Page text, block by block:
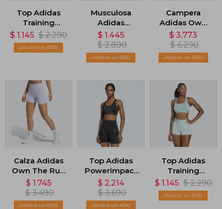
Top Adidas
Training
Powerreact
Hyperglam -
Verde
$ 1.145 $ 2.290
50
Musculosa
Adidas
Runners
CLIMACOOL -
Negro
$ 1.445
$ 2.890
50
Campera
Adidas Own
The Run -
Blanco
$ 3.773
$ 6.290
40
Calza Adidas
Own The Run
- Violeta
$ 1.745
$ 3.490
50
Top Adidas
Powerimpact
Soporte Medio
- Negro
$ 2.214
$ 3.690
40
Top Adidas
Training
Powerreact
Hyperglam -
Celeste
$ 1.145 $ 2.290
50